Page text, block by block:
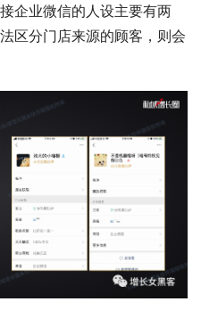
企业微信的人设主要有两
区分门店来源的顾客，则会